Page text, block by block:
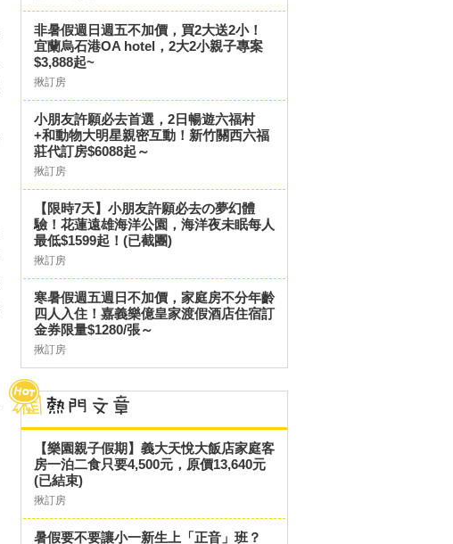
非暑假週日週五不加價，買2大送2小！
宜蘭烏石港OA hotel，2大2小親子專案
$3,888起~
揪訂房
小朋友許願必去首選，2日暢遊六福村
+和動物大明星親密互動！新竹關西六福
莊代訂房$6088起～
揪訂房
【限時7天】小朋友許願必去の夢幻體
驗！花蓮遠雄海洋公園，海洋夜未眠每人
最低$1599起！(已截團)
揪訂房
寒暑假週五週日不加價，家庭房不分年齡
四人入住！嘉義樂億皇家渡假酒店住宿訂
金券限量$1280/張～
揪訂房
【樂園親子假期】義大天悅大飯店家庭客
房一泊二食只要4,500元，原價13,640元
(已結束)
揪訂房
暑假要不要讓小一新生上「正音」班？